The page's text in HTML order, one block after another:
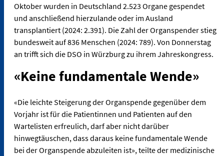
Oktober wurden in Deutschland 2.523 Organe gespendet
und anschließend hierzulande oder im Ausland
transplantiert (2024: 2.391). Die Zahl der Organspender stieg
bundesweit auf 836 Menschen (2024: 789). Von Donnerstag
an trifft sich die DSO in Würzburg zu ihrem Jahreskongress.
«Keine fundamentale Wende»
«Die leichte Steigerung der Organspende gegenüber dem
Vorjahr ist für die Patientinnen und Patienten auf den
Wartelisten erfreulich, darf aber nicht darüber
hinwegtäuschen, dass daraus keine fundamentale Wende
bei der Organspende abzuleiten ist», teilte der medizinische